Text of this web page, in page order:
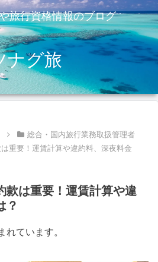
旅行資格情報のブログ
ナグ旅
総合・国内旅行業務取扱管理者
重要！運賃計算や違約料、深夜料金
款は重要！運賃計算や違
？
ています。